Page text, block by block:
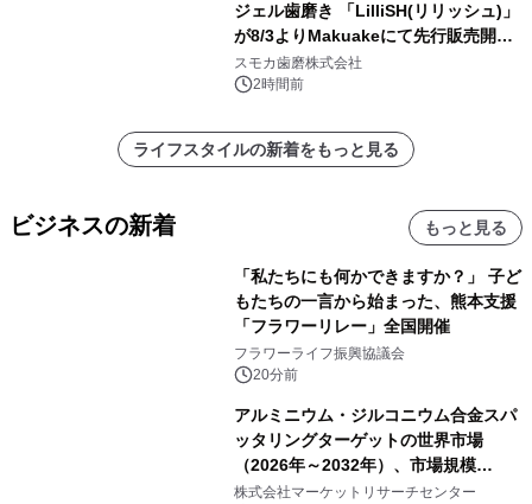
ジェル歯磨き 「LilliSH(リリッシュ)」
が8/3よりMakuakeにて先行販売開
始！
スモカ歯磨株式会社
2時間前
ライフスタイルの新着をもっと見る
ビジネスの新着 もっと見る
「私たちにも何かできますか？」 子ど
もたちの一言から始まった、熊本支援
「フラワーリレー」全国開催
フラワーライフ振興協議会
20分前
アルミニウム・ジルコニウム合金スパ
ッタリングターゲットの世界市場
（2026年～2032年）、市場規模
（0.995、0.999、その他）・分析レポ
株式会社マーケットリサーチセンター